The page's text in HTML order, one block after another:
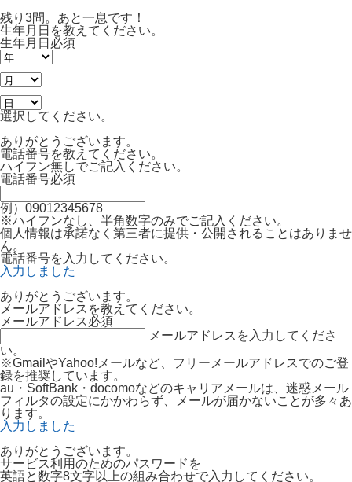
残り3問。あと一息です！
生年月日を教えてください。
生年月日 必須
選択してください。
ありがとうございます。
電話番号を教えてください。
ハイフン無しでご記入ください。
電話番号必須
例）09012345678
※ハイフンなし、半角数字のみでご記入ください。
個人情報は承諾なく第三者に提供・公開されることはありませ
ん。
電話番号を入力してください。
入力しました
ありがとうございます。
メールアドレスを教えてください。
メールアドレス必須
メールアドレスを入力してくださ
い。
※GmailやYahoo!メールなど、フリーメールアドレスでのご登
録を推奨しています。
au・SoftBank・docomoなどのキャリアメールは、迷惑メール
フィルタの設定にかかわらず、メールが届かないことが多々あ
ります。
入力しました
ありがとうございます。
サービス利用のためのパスワードを
英語と数字8文字以上の組み合わせで入力してください。